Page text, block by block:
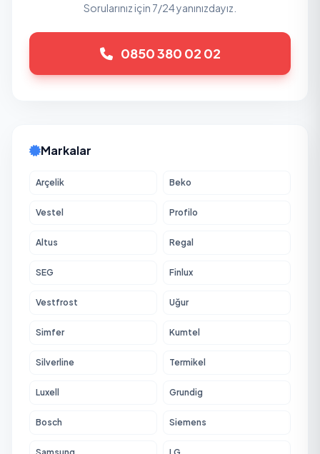
Sorularınız için 7/24 yanınızdayız.
0850 380 02 02
Markalar
Arçelik Beko
Vestel Profilo
Altus Regal
SEG Finlux
Vestfrost Uğur
Simfer Kumtel
Silverline Termikel
Luxell Grundig
Bosch Siemens